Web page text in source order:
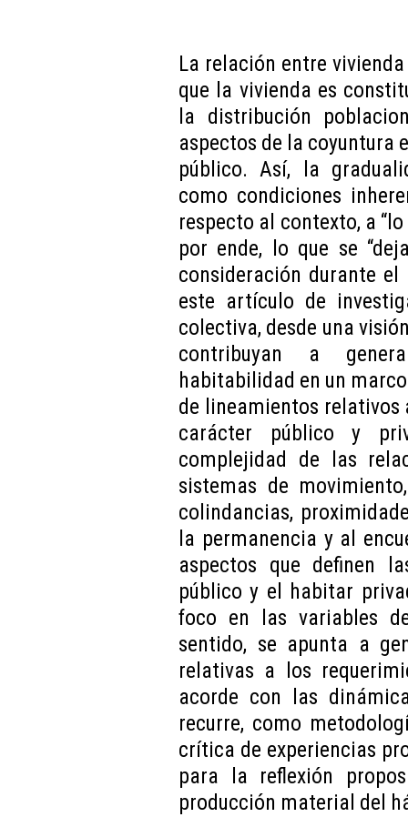
La relación entre
que la vivienda es
la distribución
aspectos de la coyuntura
público. Así, la
como condiciones
respecto al contexto, a
por ende, lo que se
consideración durante el
este artículo de
colectiva, desde una
contribuyan a
habitabilidad en un
de lineamientos
carácter público y
complejidad de las
sistemas de
colindancias,
la permanencia y al
aspectos que definen
público y el habitar
foco en las variables
sentido, se apunta a
relativas a los
acorde con las
recurre, como
crítica de experiencias
para la reflexión
producción material del